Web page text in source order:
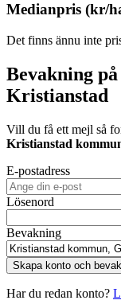
Medianpris (kr/
Det finns ännu inte
Bevakning
Kristianstad
Vill du få ett mejl så
Kristianstad
E-postadress
Lösenord
Bevakning
Skapa konto och
Har du redan konto?